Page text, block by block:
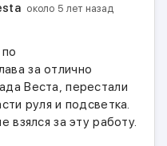
около 5 лет назад
за отлично
Веста, перестали
руля и подсветка.
взялся за эту работу.